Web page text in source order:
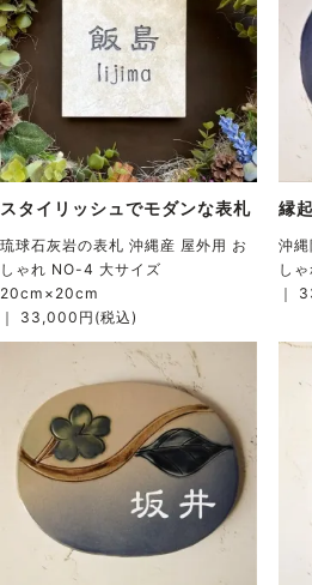
スタイリッシュでモダンな表札
琉球石灰岩の表札 沖縄産 屋外用 お
しゃれ NO-4 大サイズ
20cm×20cm
｜ 33,000円(税込)
縁
沖
し
｜